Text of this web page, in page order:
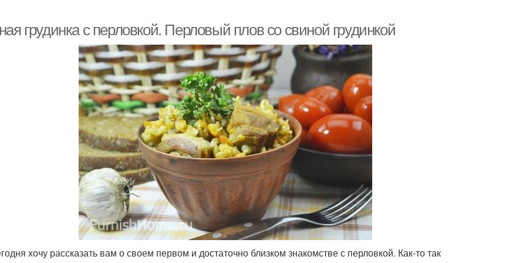
грудинка с перловкой. Перловый плов со свиной грудинкой
хочу рассказать вам о своем первом и достаточно близком знакомстве с перловкой. Как-то так